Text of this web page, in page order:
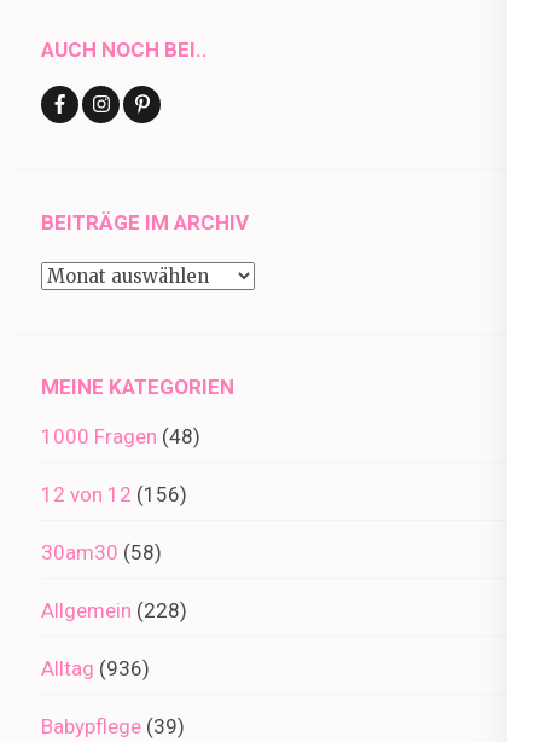
AUCH NOCH BEI..
BEITRÄGE IM ARCHIV
Beiträge
MEINE KATEGORIEN
1000 Fragen (48)
12 von 12 (156)
30am30 (58)
Allgemein (228)
Alltag (936)
Babypflege (39)